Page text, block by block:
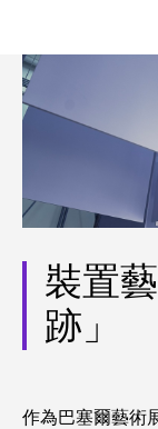
裝置
跡」
作為巴塞爾藝術